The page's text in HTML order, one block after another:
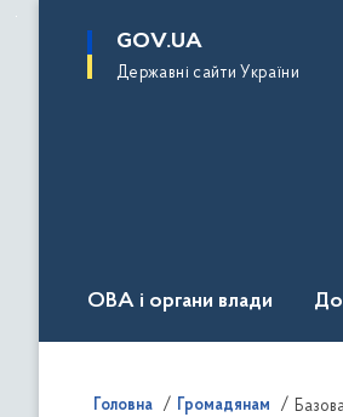
основного
GOV.UA
Державні сайти України
ОВА і органи влади
Головна Громадянам